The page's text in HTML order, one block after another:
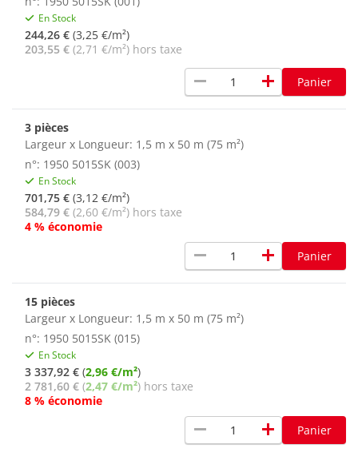
En Stock
244,26 € (3,25 €/m²)
203,55 € (2,71 €/m²) hors taxe
remove add Panier
3 pièces
Largeur x Longueur: 1,5 m x 50 m (75 m²)
n°: 1950 5015SK (003)
En Stock
701,75 € (3,12 €/m²)
584,79 € (2,60 €/m²) hors taxe
4 % économie
remove add Panier
15 pièces
Largeur x Longueur: 1,5 m x 50 m (75 m²)
n°: 1950 5015SK (015)
En Stock
3 337,92 € (2,96 €/m²)
2 781,60 € (2,47 €/m²) hors taxe
8 % économie
remove add Panier